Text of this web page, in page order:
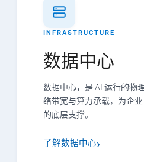
INFRASTRUCTURE
数据中心
数据中心，是 AI 运行的物
络带宽与算力承载，为企
的底层支撑。
了解数据中心